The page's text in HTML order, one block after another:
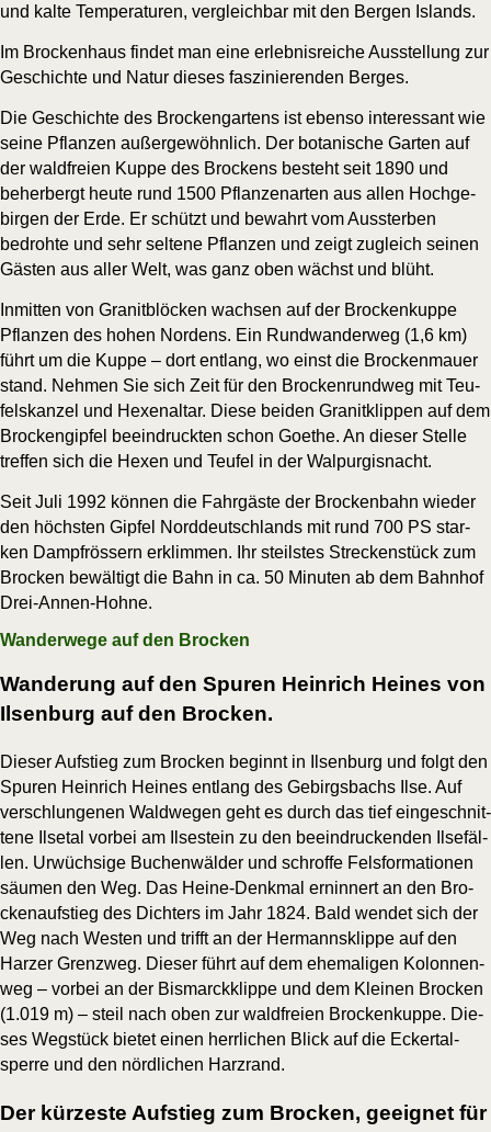
und kal­te Tem­pe­ra­tu­ren, ver­gleich­bar mit den Ber­gen Islands.
Im Bro­cken­haus fin­det man eine erleb­nis­rei­che Aus­stel­lung zur
Geschich­te und Natur die­ses fas­zi­nie­ren­den Berges.
Die Geschich­te des Bro­cken­gar­tens ist eben­so inter­es­sant wie
sei­ne Pflan­zen außer­ge­wöhn­lich. Der bota­ni­sche Gar­ten auf
der wald­frei­en Kup­pe des Bro­ckens besteht seit 1890 und
beher­bergt heu­te rund 1500 Pflan­zen­ar­ten aus allen Hoch­ge­
bir­gen der Erde. Er schützt und bewahrt vom Aus­ster­ben
bedroh­te und sehr sel­te­ne Pflan­zen und zeigt zugleich sei­nen
Gäs­ten aus aller Welt, was ganz oben wächst und blüht.
Inmit­ten von Gra­nit­blö­cken wach­sen auf der Bro­cken­kup­pe
Pflan­zen des hohen Nor­dens. Ein Rund­wan­der­weg (1,6 km)
führt um die Kup­pe – dort ent­lang, wo einst die Bro­cken­mau­er
stand. Neh­men Sie sich Zeit für den Bro­cken­rund­weg mit Teu­
fels­kan­zel und Hexen­al­tar. Die­se bei­den Gra­nit­klip­pen auf dem
Bro­cken­gip­fel beein­druck­ten schon Goe­the. An die­ser Stel­le
tref­fen sich die Hexen und Teu­fel in der Walpurgisnacht.
Seit Juli 1992 kön­nen die Fahr­gäs­te der Bro­cken­bahn wie­der
den höchs­ten Gip­fel Nord­deutsch­lands mit rund 700 PS star­
ken Dampf­rös­sern erklim­men. Ihr steils­tes Stre­cken­stück zum
Bro­cken bewäl­tigt die Bahn in ca. 50 Minu­ten ab dem Bahn­hof
Drei-Annen-Hohne.
Wanderwege auf den Brocken
Wanderung auf den Spuren Heinrich Heines von
Ilsenburg auf den Brocken.
Die­ser Auf­stieg zum Bro­cken beginnt in Ilsen­burg und folgt den
Spu­ren Hein­rich Hei­nes ent­lang des Gebirgs­bachs Ilse. Auf
ver­schlun­ge­nen Wald­we­gen geht es durch das tief ein­ge­schnit­
te­ne Ils­etal vor­bei am Ilse­stein zu den beein­dru­cken­den Ilse­fäl­
len. Urwüch­si­ge Buchen­wäl­der und schrof­fe Fels­for­ma­tio­nen
säu­men den Weg. Das Hei­ne-Denk­mal ern­in­nert an den Bro­
cken­auf­stieg des Dich­ters im Jahr 1824. Bald wen­det sich der
Weg nach Wes­ten und trifft an der Her­manns­klip­pe auf den
Har­zer Grenz­weg. Die­ser führt auf dem ehe­ma­li­gen Kolon­nen­
weg – vor­bei an der Bis­marck­klip­pe und dem Klei­nen Bro­cken
(1.019 m) – steil nach oben zur wald­frei­en Bro­cken­kup­pe. Die­
ses Weg­stück bie­tet einen herr­li­chen Blick auf die Ecker­tal­
sper­re und den nörd­li­chen Harzrand.
Der kürzeste Aufstieg zum Brocken, geeignet für